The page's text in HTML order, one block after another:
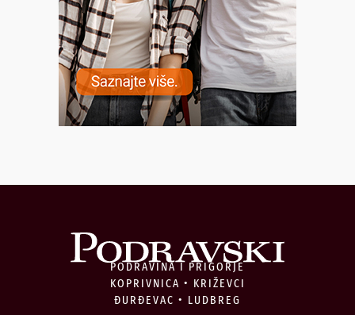
PODRAVINA I PRIGORJE
KOPRIVNICA • KRIŽEVCI
ĐURĐEVAC • LUDBREG